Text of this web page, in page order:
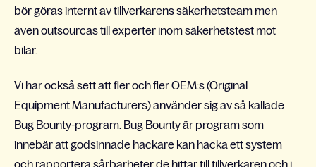
bör göras internt av tillverkarens säkerhetsteam men
även outsourcas till experter inom säkerhetstest mot
bilar.
Vi har också sett att fler och fler OEM:s (Original
Equipment Manufacturers) använder sig av så kallade
Bug Bounty-program. Bug Bounty är program som
innebär att godsinnade hackare kan hacka ett system
och rapportera sårbarheter de hittar till tillverkaren och i